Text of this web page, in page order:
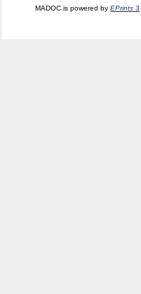
MADOC is powered byEPrints 3